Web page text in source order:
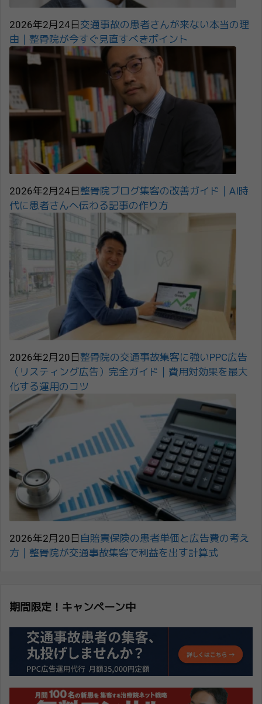
2026年2月24日 交通事故の患者さんが来ない本当の理
由｜整骨院が今すぐ見直すべきポイント
2026年2月24日 整骨院ブログ集客の改善ガイド｜AI時
代に患者さんへ伝わる記事の作り方
2026年2月20日 整骨院の交通事故集客に強いPPC広告
（リスティング広告）完全ガイド｜費用対効果を最大
化する運用のコツ
2026年2月20日 自賠責保険の患者単価と広告費の考え
方｜整骨院が交通事故集客で利益を出す計算式
期間限定！キャンペーン中